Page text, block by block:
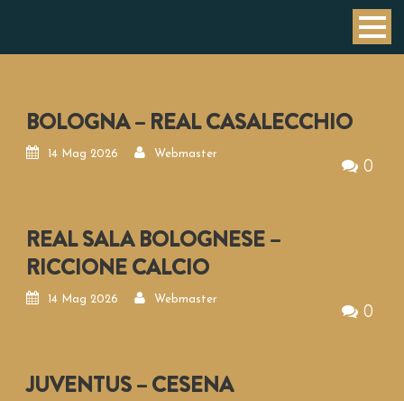
BOLOGNA – REAL CASALECCHIO
14 Mag 2026 Webmaster
0
REAL SALA BOLOGNESE –
RICCIONE CALCIO
14 Mag 2026 Webmaster
0
JUVENTUS – CESENA